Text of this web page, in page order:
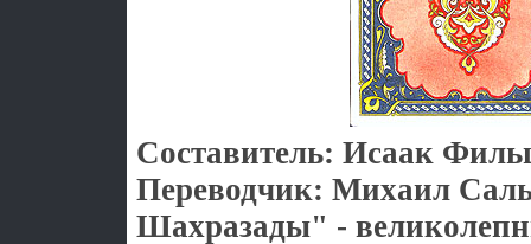
Составитель: Исаак
Переводчик: Михаил
Шахразады" -